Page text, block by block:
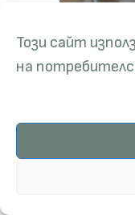
Този сайт
на